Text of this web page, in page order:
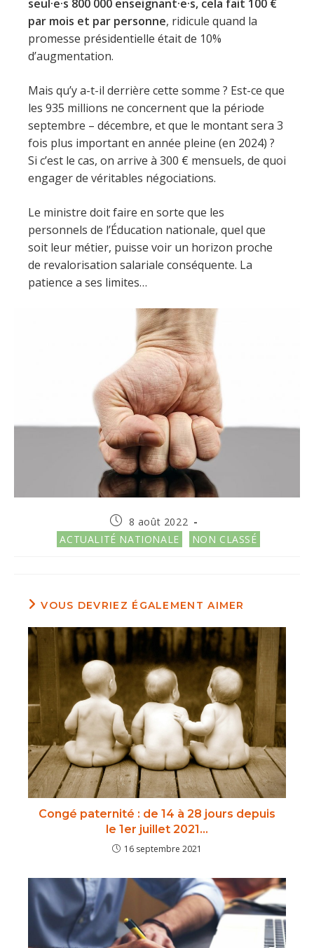
seul·e·s 800 000 enseignant·e·s, cela fait 100 €
par mois et par personne, ridicule quand la
promesse présidentielle était de 10%
d’augmentation.
Mais qu’y a-t-il derrière cette somme ? Est-ce que
les 935 millions ne concernent que la période
septembre – décembre, et que le montant sera 3
fois plus important en année pleine (en 2024) ?
Si c’est le cas, on arrive à 300 € mensuels, de quoi
engager de véritables négociations.
Le ministre doit faire en sorte que les
personnels de l’Éducation nationale, quel que
soit leur métier, puisse voir un horizon proche
de revalorisation salariale conséquente. La
patience a ses limites…
Publication
publiée :
8 août 2022
Post
category:
ACTUALITÉ NATIONALE NON CLASSÉ
VOUS DEVRIEZ ÉGALEMENT AIMER
Congé paternité : de 14 à 28 jours depuis
le 1er juillet 2021…
16 septembre 2021